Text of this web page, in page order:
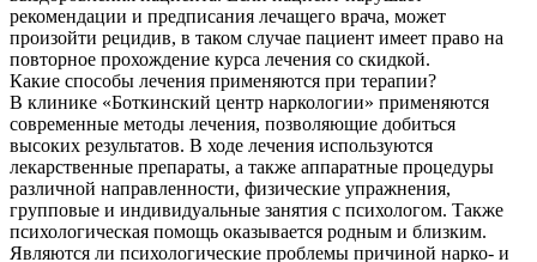
рекомендации и предписания лечащего врача, может
произойти рецидив, в таком случае пациент имеет право на
повторное прохождение курса лечения со скидкой.
Какие способы лечения применяются при терапии?
В клинике «Боткинский центр наркологии» применяются
современные методы лечения, позволяющие добиться
высоких результатов. В ходе лечения используются
лекарственные препараты, а также аппаратные процедуры
различной направленности, физические упражнения,
групповые и индивидуальные занятия с психологом. Также
психологическая помощь оказывается родным и близким.
Являются ли психологические проблемы причиной нарко- и